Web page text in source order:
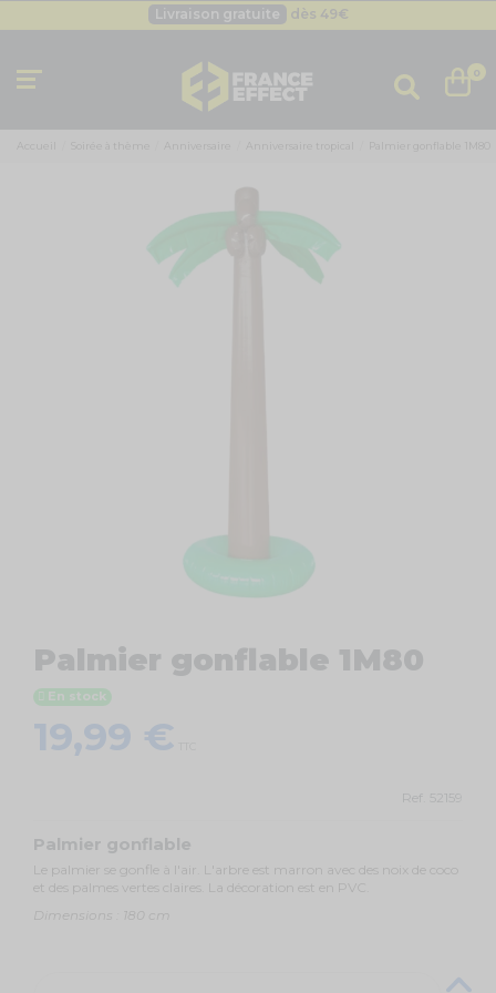
Livraison gratuite dès 49€
Livraison gratuite dès 49 0
Accueil Soirée à thème Anniversaire Anniversaire tropical Palmier gonflable 1M80
Palmier gonflable 1M80
En stock
19,99 €
Ref. 52159
Palmier gonflable
Le palmier se gonfle à l'air. L'arbre est marron avec des noix de coco
et des palmes vertes claires. La décoration est en PVC.
Dimensions : 180 cm